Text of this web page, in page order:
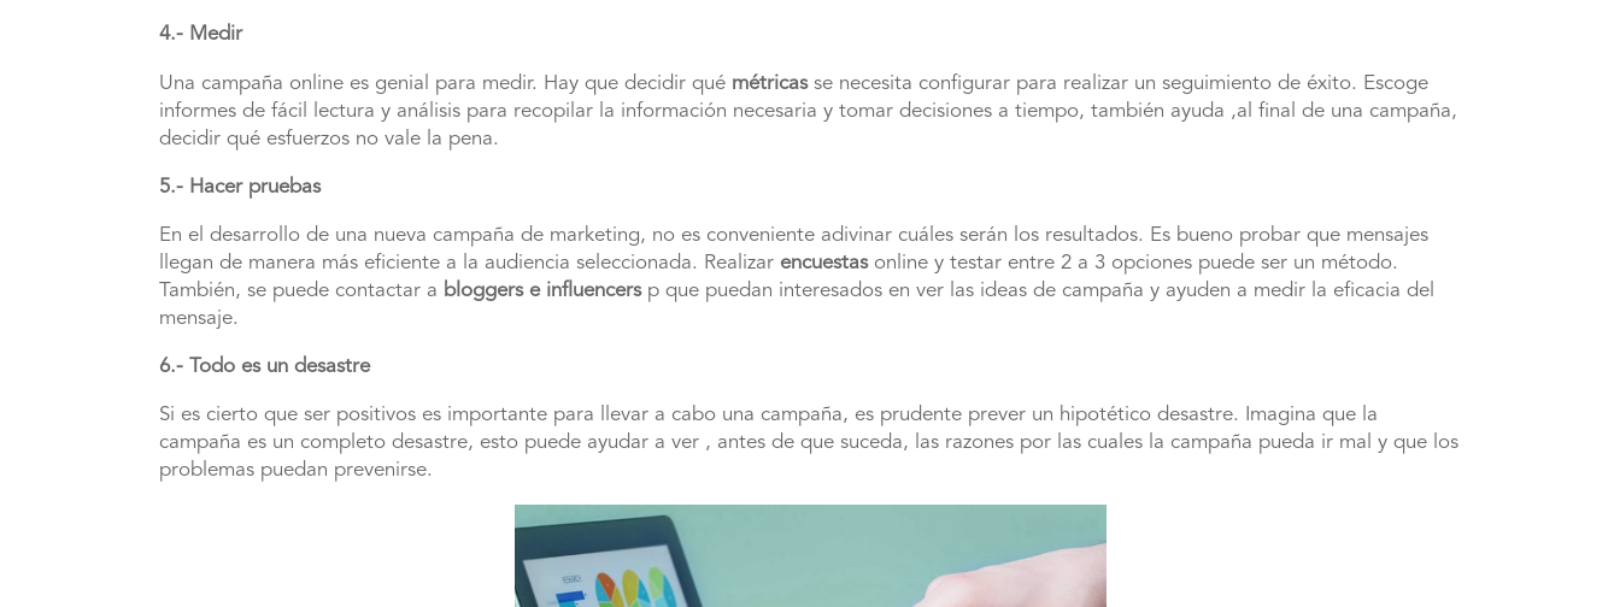
4.- Medir
Una campaña online es genial para medir. Hay que decidir qué métricasse necesita configurar para realizar un seguimiento de éxito. Escoge
informes de fácil lectura y análisis para recopilar la información necesaria y tomar decisiones a tiempo, también ayuda ,al final de una campaña,
decidir qué esfuerzos no vale la pena.
5.- Hacer pruebas
En el desarrollo de una nueva campaña de marketing, no es conveniente adivinar cuáles serán los resultados. Es bueno probar que mensajes
llegan de manera más eficiente a la audiencia seleccionada. Realizar encuestasonline y testar entre 2 a 3 opciones puede ser un método.
También, se puede contactar a bloggers e influencersp que puedan interesados en ver las ideas de campaña y ayuden a medir la eficacia del
mensaje.
6.- Todo es un desastre
Si es cierto que ser positivos es importante para llevar a cabo una campaña, es prudente prever un hipotético desastre. Imagina que la
campaña es un completo desastre, esto puede ayudar a ver , antes de que suceda, las razones por las cuales la campaña pueda ir mal y que los
problemas puedan prevenirse.